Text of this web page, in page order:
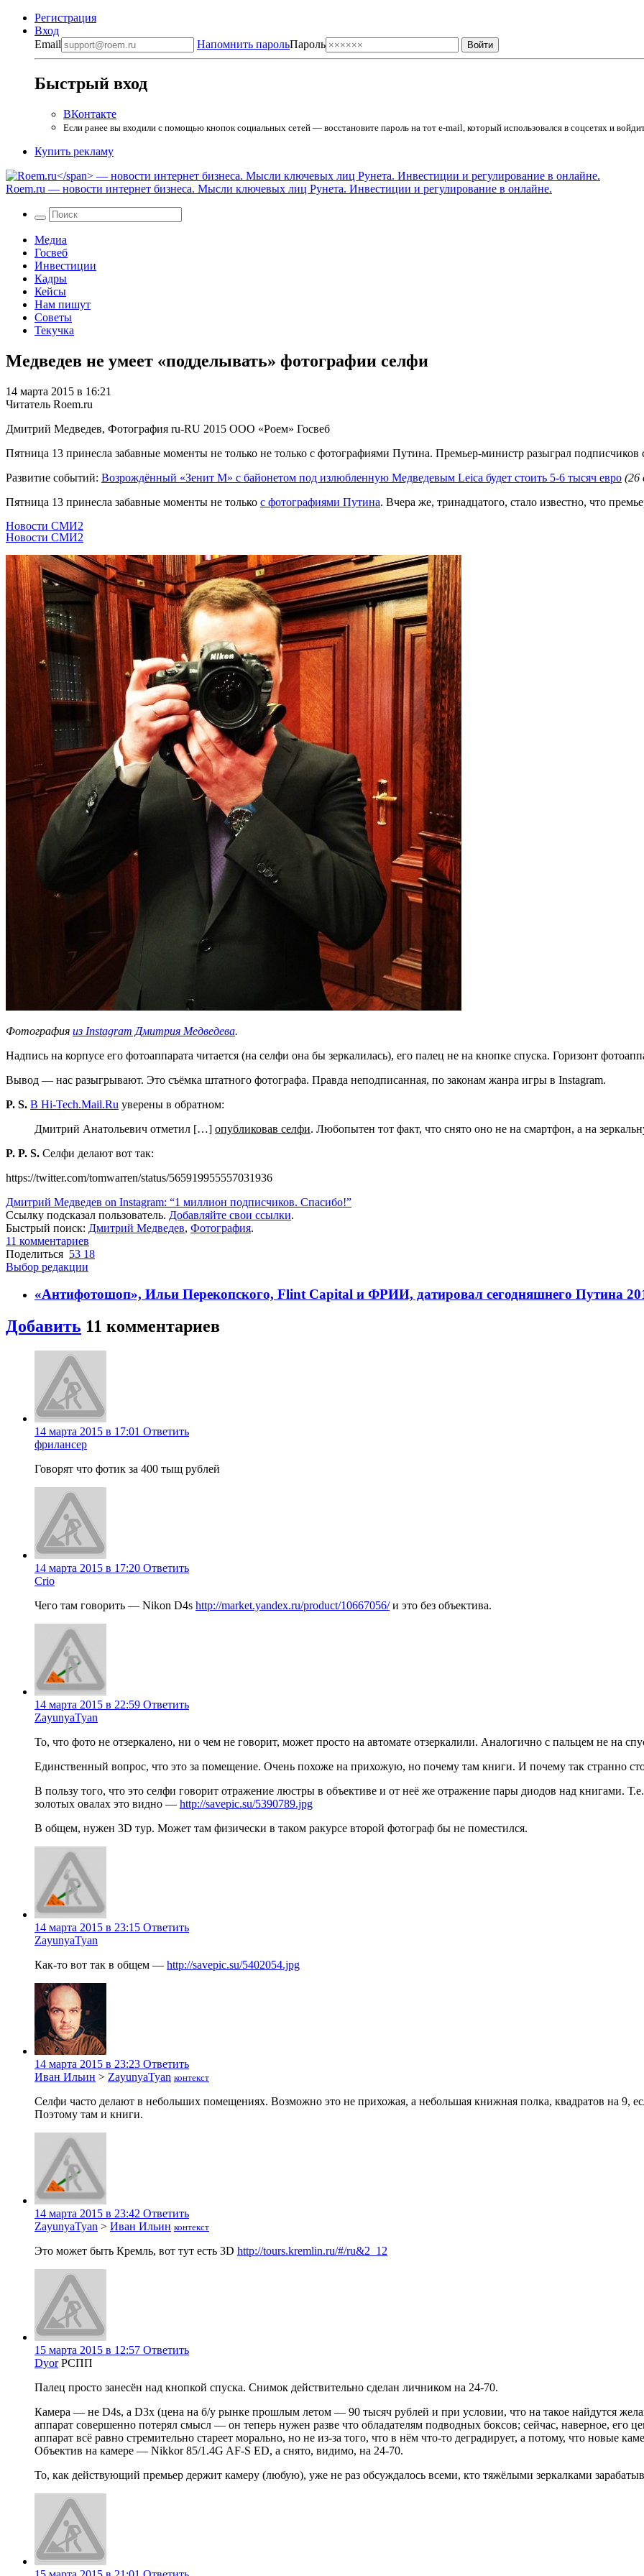
Регистрация
Вход
Email
Напомнить парольПароль
Быстрый вход
ВКонтакте
Если ранее вы входили с помощью кнопок социальных сетей — восстановите пароль на тот e-mail, который использовался в соцсетях и
Купить рекламу
Roem.ru — новости интернет бизнеса. Мысли ключевых лиц Рунета. Инвестиции и регулирование в онлайне.
Медиа
Госвеб
Инвестиции
Кадры
Кейсы
Нам пишут
Советы
Текучка
Медведев не умеет «подделывать» фотографии селфи
14 марта 2015 в 16:21
Читатель Roem.ru
Дмитрий Медведев, Фотография ru-RU 2015 ООО «Роем» Госвеб
Пятница 13 принесла забавные моменты не только не только с фотографиями Путина. Премьер-министр разыграл подписчиков
Развитие событий: Возрождённый «Зенит М» с байонетом под излюбленную Медведевым Leica будет стоить 5-6 тысяч евро (26
Пятница 13 принесла забавные моменты не только с фотографиями Путина. Вчера же, тринадцатого, стало известно, что
Новости СМИ2
Новости СМИ2
Фотография из Instagram Дмитрия Медведева.
Надпись на корпусе его фотоаппарата читается (на селфи она бы зеркалилась), его палец не на кнопке спуска. Горизонт
Вывод — нас разыгрывают. Это съёмка штатного фотографа. Правда неподписанная, по законам жанра игры в Instagram.
P. S. В Hi-Tech.Mail.Ru уверены в обратном:
Дмитрий Анатольевич отметил […] опубликовав селфи. Любопытен тот факт, что снято оно не на смартфон, а на
P. P. S. Селфи делают вот так:
https://twitter.com/tomwarren/status/565919955557031936
Дмитрий Медведев on Instagram: “1 миллион подписчиков. Спасибо!”
Ссылку подсказал пользователь. Добавляйте свои ссылки.
Быстрый поиск: Дмитрий Медведев, Фотография.
11 комментариев
Поделиться 53 18
Выбор редакции
«Антифотошоп», Ильи Перекопского, Flint Capital и ФРИИ, датировал сегодняшнего Путина
Добавить 11 комментариев
14 марта 2015 в 17:01 Ответить
фрилансер
Говорят что фотик за 400 тыщ рублей
14 марта 2015 в 17:20 Ответить
Crio
Чего там говорить — Nikon D4s http://market.yandex.ru/product/10667056/и это без объектива.
14 марта 2015 в 22:59 Ответить
ZayunyaTyan
То, что фото не отзеркалено, ни о чем не говорит, может просто на автомате отзеркалили. Аналогично с пальцем не на
Единственный вопрос, что это за помещение. Очень похоже на прихожую, но почему там книги. И почему так странно
В пользу того, что это селфи говорит отражение люстры в объективе и от неё же отражение пары диодов над книгами.
золотых овалах это видно — http://savepic.su/5390789.jpg
В общем, нужен 3D тур. Может там физически в таком ракурсе второй фотограф бы не поместился.
14 марта 2015 в 23:15 Ответить
ZayunyaTyan
Как-то вот так в общем — http://savepic.su/5402054.jpg
14 марта 2015 в 23:23 Ответить
Иван Ильин > ZayunyaTyan контекст
Селфи часто делают в небольших помещениях. Возможно это не прихожая, а небольшая книжная полка, квадратов на 9,
Поэтому там и книги.
14 марта 2015 в 23:42 Ответить
ZayunyaTyan > Иван Ильин контекст
Это может быть Кремль, вот тут есть 3D http://tours.kremlin.ru/#/ru&2_12
15 марта 2015 в 12:57 Ответить
Dyor РСПП
Палец просто занесён над кнопкой спуска. Снимок действительно сделан личником на 24-70.
Камера — не D4s, а D3x (цена на б/у рынке прошлым летом — 90 тысяч рублей и при условии, что на такое найдутся
аппарат совершенно потерял смысл — он теперь нужен разве что обладателям подводных боксов; сейчас, наверное, его
аппарат всё равно стремительно стареет морально, но не из-за того, что в нём что-то деградирует, а потому, что новые
Объектив на камере — Nikkor 85/1.4G AF-S ED, а снято, видимо, на 24-70.
То, как действующий премьер держит камеру (любую), уже не раз обсуждалось всеми, кто тяжёлыми зеркалками